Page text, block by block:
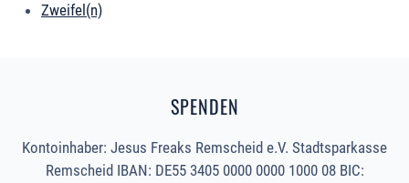
Zweifel(n)
SPENDEN
Kontoinhaber: Jesus Freaks Remscheid e.V. Stadtsparkasse
Remscheid IBAN: DE55 3405 0000 0000 1000 08 BIC: